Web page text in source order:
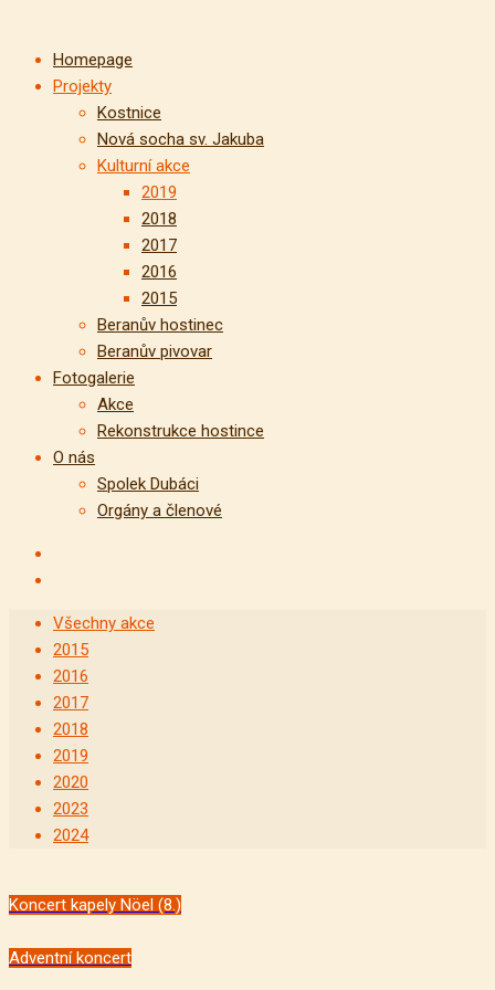
Homepage
Projekty
Kostnice
Nová socha sv. Jakuba
Kulturní akce
2019
2018
2017
2016
2015
Beranův hostinec
Beranův pivovar
Fotogalerie
Akce
Rekonstrukce hostince
O nás
Spolek Dubáci
Orgány a členové
Všechny akce
2015
2016
2017
2018
2019
2020
2023
2024
Koncert kapely Nöel (8.)
Adventní koncert